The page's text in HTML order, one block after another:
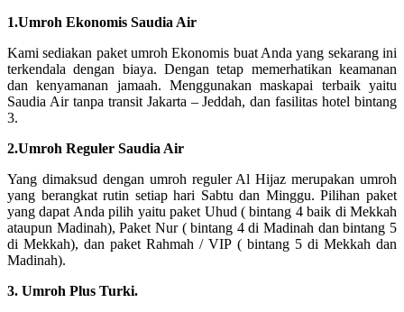
1.Umroh Ekonomis Saudia Air
Kami sediakan paket umroh Ekonomis buat Anda yang sekarang ini
terkendala dengan biaya. Dengan tetap memerhatikan keamanan
dan kenyamanan jamaah. Menggunakan maskapai terbaik yaitu
Saudia Air tanpa transit Jakarta – Jeddah, dan fasilitas hotel bintang
3.
2.Umroh Reguler Saudia Air
Yang dimaksud dengan umroh reguler Al Hijaz merupakan umroh
yang berangkat rutin setiap hari Sabtu dan Minggu. Pilihan paket
yang dapat Anda pilih yaitu paket Uhud ( bintang 4 baik di Mekkah
ataupun Madinah), Paket Nur ( bintang 4 di Madinah dan bintang 5
di Mekkah), dan paket Rahmah / VIP ( bintang 5 di Mekkah dan
Madinah).
3. Umroh Plus Turki.